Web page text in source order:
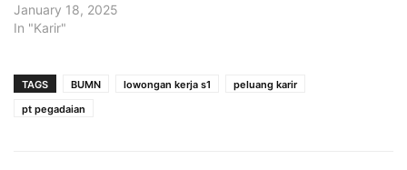
January 18, 2025
In "Karir"
TAGS BUMN lowongan kerja s1
peluang karir
pt pegadaian